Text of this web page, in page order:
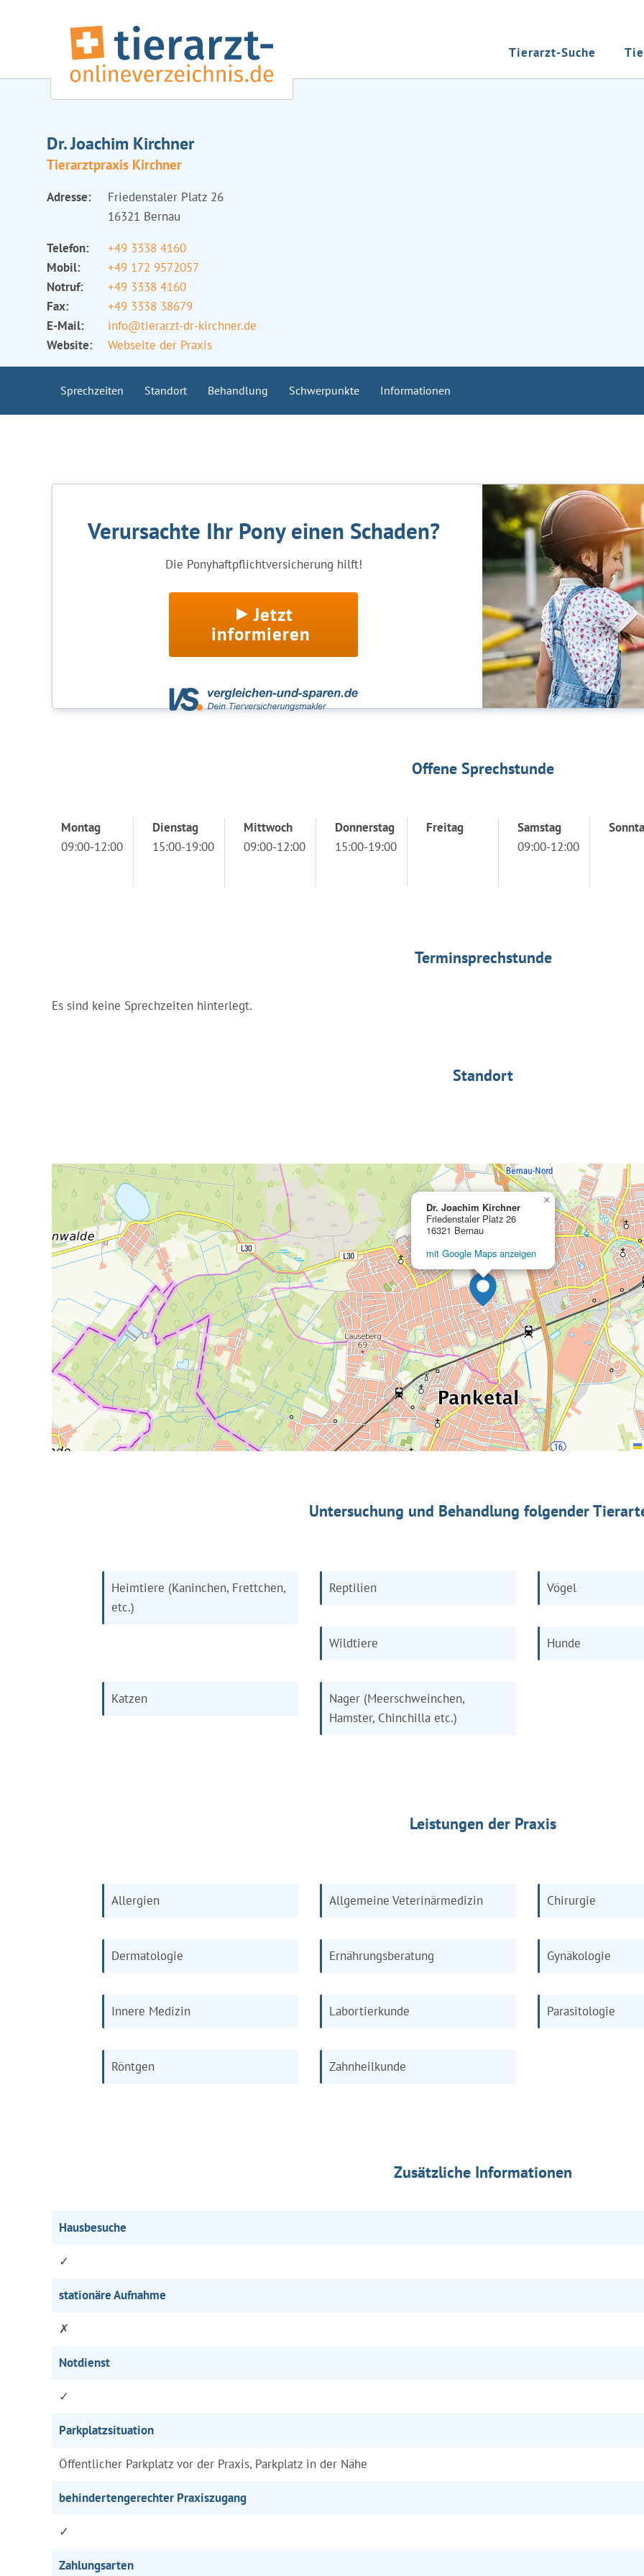
Tierarzt-Suche
Dr. Joachim Kirchner
Tierarztpraxis Kirchner
Adresse:
Friedenstaler Platz 26
16321 Bernau
Telefon:
+49 3338 4160
Mobil:
+49 172 9572057
Notruf:
+49 3338 4160
Fax:
+49 3338 38679
E-Mail:
info@tierarzt-dr-kirchner.de
Website:
Webseite der Praxis
Sprechzeiten Standort Behandlung Schwerpunkte Informationen
Verursachte Ihr Pony einen Schaden?
Die Ponyhaftpflichtversicherung hilft!
Jetzt
informieren
Offene Sprechstunde
Montag
09:00-12:00
Dienstag
15:00-19:00
Mittwoch
09:00-12:00
Donnerstag
15:00-19:00
Freitag
Samstag
09:00-12:00
Terminsprechstunde
Es sind keine Sprechzeiten hinterlegt.
Standort
Dr. Joachim Kirchner
Friedenstaler Platz 26
16321 Bernau
mit Google Maps anzeigen
×
Untersuchung und Behandlung folgender
Heimtiere (Kaninchen, Frettchen,
etc.)
Reptilien Vögel
Wildtiere Hunde
Katzen
Nager (Meerschweinchen,
Hamster, Chinchilla etc.)
Leistungen der Praxis
Allergien Allgemeine Veterinärmedizin Chirurgie
Dermatologie Ernährungsberatung Gynäkologie
Innere Medizin Labortierkunde Parasitologie
Röntgen Zahnheilkunde
Zusätzliche Informationen
Hausbesuche
✓
stationäre Aufnahme
✗
Notdienst
✓
Parkplatzsituation
Öffentlicher Parkplatz vor der Praxis, Parkplatz in der Nähe
behindertengerechter Praxiszugang
✓
Zahlungsarten